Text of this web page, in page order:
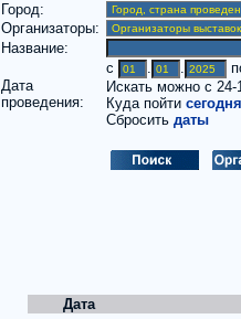
Город:
Организаторы:
Название:
Дата
проведения:
c . .
Искать можно с 24-
Куда пойти сегодня
Сбросить даты
Дата